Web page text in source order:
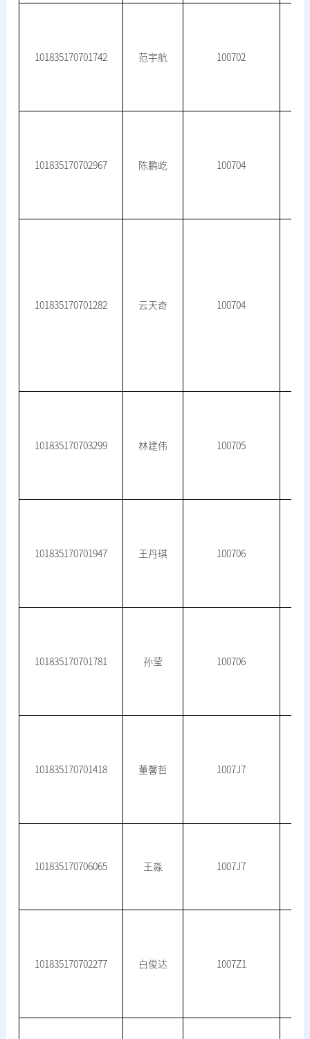
101835170701742 范宇航 100702
101835170702967 陈鹏屹 100704
101835170701282 云天奇 100704
101835170703299 林建伟 100705
101835170701947 王丹琪 100706
101835170701781 孙莹 100706
101835170701418 董馨哲 1007J7
101835170706065 王淼 1007J7
101835170702277 白俊达 1007Z1